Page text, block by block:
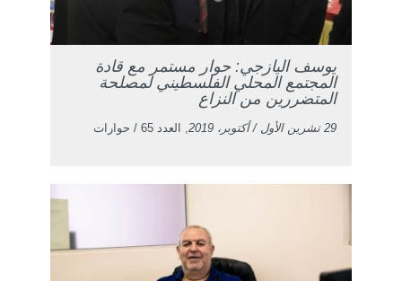
يوسف اليازجي: حوار مستمر مع قادة
المجتمع المحلي الفلسطيني لمصلحة
المتضررين من النزاع
29 تشرين الأول / أكتوبر، 2019 , العدد 65 / حوارات